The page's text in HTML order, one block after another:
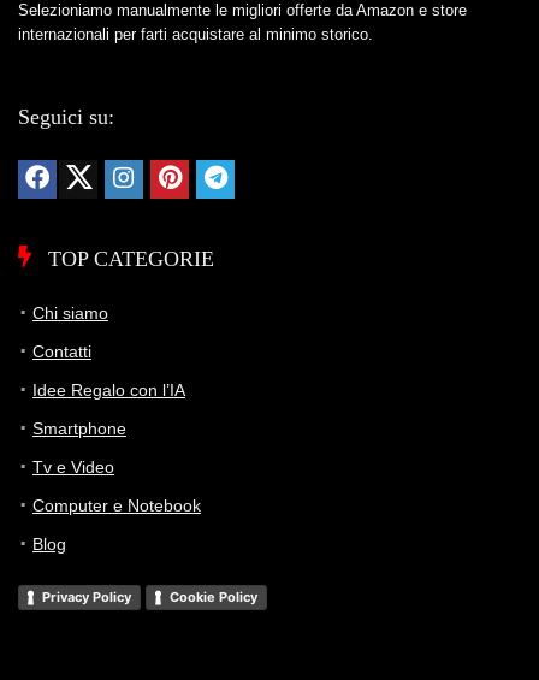
Selezioniamo manualmente le migliori offerte da Amazon e store
internazionali per farti acquistare al minimo storico.
Seguici su:
TOP CATEGORIE
Chi siamo
Contatti
Idee Regalo con l’IA
Smartphone
Tv e Video
Computer e Notebook
Blog
Privacy Policy Cookie Policy